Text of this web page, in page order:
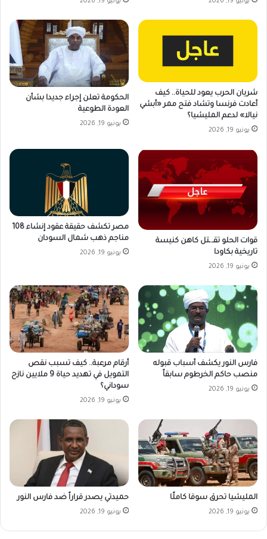
شريان الحرب يعود للحياة.. كيف
أعادت فرنسا وتشاد فتح ممر «أبشي
نيالا» لدعم المليشيا؟
يونيو 19, 2026
الحكومة تعلن إجراء جديدا بشأن
العودة الطوعية
يونيو 19, 2026
قوات الحلو تقـ.ـتل كاهن كنيسة
تاريخية بكاودا
يونيو 19, 2026
مصر تكشف حقيقة عقود إنشاء 108
مناجم ذهب شمال السودان
يونيو 19, 2026
فارس النور يكشف أسباب قبوله
منصب حاكم الخرطوم سابقاً
يونيو 19, 2026
أرقام مرعبة.. كيف تسبب نقص
التمويل في تهديد حياة 9 ملايين نازح
سوداني؟
يونيو 19, 2026
المليشيا تحرق سوقا كاملًا
يونيو 19, 2026
حميدتي يصدر قراراً ضد فارس النور
يونيو 19, 2026